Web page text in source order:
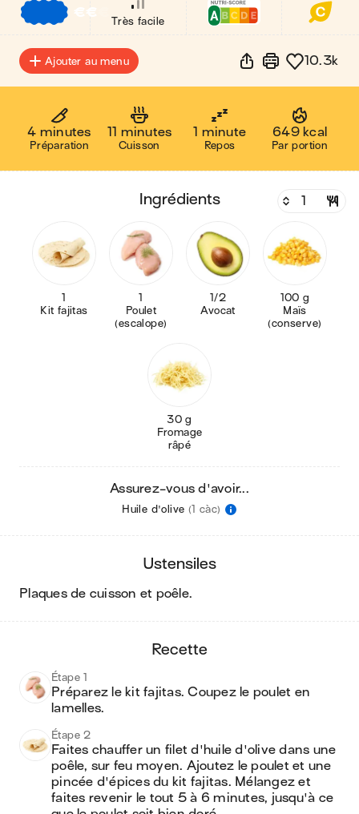
€€
Très facile
Ajouter au menu 10.3k
4 minutes
Préparation
11 minutes
Cuisson
1 minute
Repos
649 kcal
Par portion
ingrédients
1
Kit fajitas
1
Poulet
(escalope)
1/2
Avocat
100 g
Maïs
(conserve)
30 g
Fromage
râpé
Assurez-vous d'avoir...
Huile d'olive (1 càc)
ustensiles
plaques de cuisson et poêle.
recette
Étape 1
Préparez le kit fajitas. Coupez le poulet en
lamelles.
Étape 2
Faites chauffer un filet d'huile d'olive dans une
poêle, sur feu moyen. Ajoutez le poulet et une
pincée d'épices du kit fajitas. Mélangez et
faites revenir le tout 5 à 6 minutes, jusqu'à ce